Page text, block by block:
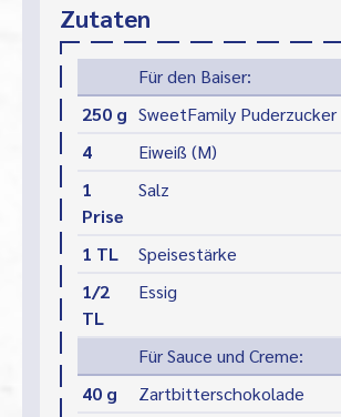
Zutaten
Für den Baiser:
250 g SweetFamily Puderzucker
4
Eiweiß (M)
1
Prise
Salz
1 TL
Speisestärke
1/2
TL
Essig
Für Sauce und Creme:
40 g
Zartbitterschokolade